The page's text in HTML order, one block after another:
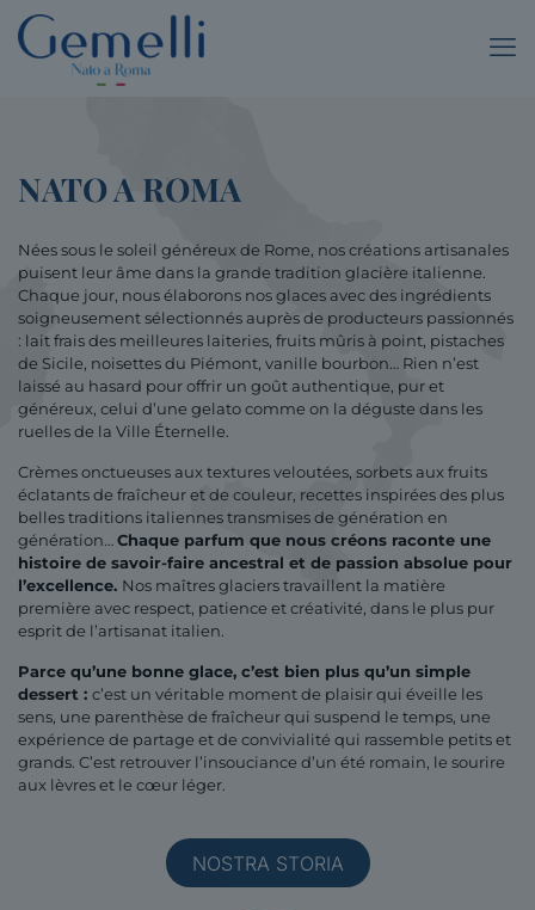
NATO A ROMA
Nées sous le soleil généreux de Rome, nos créations artisanales
puisent leur âme dans la grande tradition glacière italienne.
Chaque jour, nous élaborons nos glaces avec des ingrédients
soigneusement sélectionnés auprès de producteurs passionnés
: lait frais des meilleures laiteries, fruits mûris à point, pistaches
de Sicile, noisettes du Piémont, vanille bourbon… Rien n’est
laissé au hasard pour offrir un goût authentique, pur et
généreux, celui d’une gelato comme on la déguste dans les
ruelles de la Ville Éternelle.
Crèmes onctueuses aux textures veloutées, sorbets aux fruits
éclatants de fraîcheur et de couleur, recettes inspirées des plus
belles traditions italiennes transmises de génération en
génération… Chaque parfum que nous créons raconte une
histoire de savoir-faire ancestral et de passion absolue pour
l’excellence. Nos maîtres glaciers travaillent la matière
première avec respect, patience et créativité, dans le plus pur
esprit de l’artisanat italien.
Parce qu’une bonne glace, c’est bien plus qu’un simple
dessert : c’est un véritable moment de plaisir qui éveille les
sens, une parenthèse de fraîcheur qui suspend le temps, une
expérience de partage et de convivialité qui rassemble petits et
grands. C’est retrouver l’insouciance d’un été romain, le sourire
aux lèvres et le cœur léger.
NOSTRA STORIA